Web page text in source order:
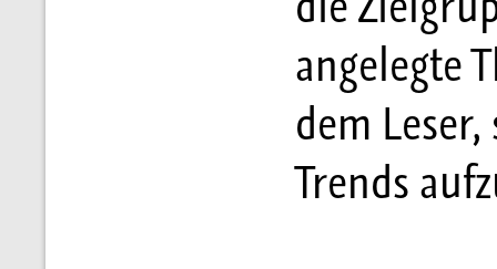
angelegte
dem
Trends